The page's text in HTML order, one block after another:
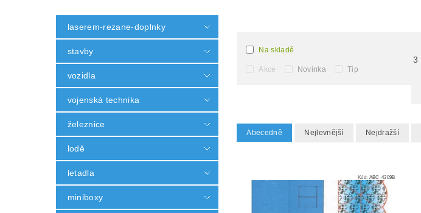
laserem-rezane-doplnky
stavby
vozidla
vojenská technika
železnice
lodě
letadla
miniboxy
Na skladě
Akce Novinka Tip
3
Abecedně Nejlevnější Nejdražší
Kód: ABC-4309B